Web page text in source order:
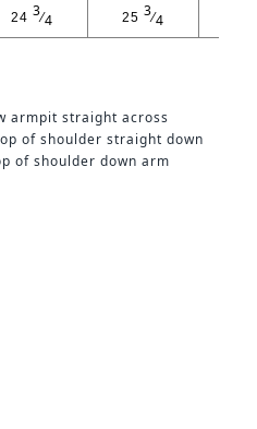
24 3⁄4 25 3⁄4
armpit straight across
of shoulder straight down
of shoulder down arm